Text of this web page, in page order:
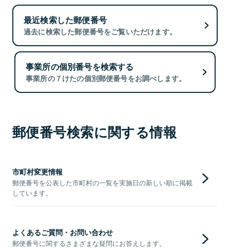
最近検索した郵便番号
過去に検索した郵便番号をご覧いただけます。
事業所の個別番号を検索する
事業所の７けたの個別郵便番号をお調べします。
郵便番号検索に関する情報
市町村変更情報
郵便番号を公表した市町村の一覧を実施日の新しい順に掲載
しています。
よくあるご質問・お問い合わせ
郵便番号に関するさまざまな疑問にお答えします。